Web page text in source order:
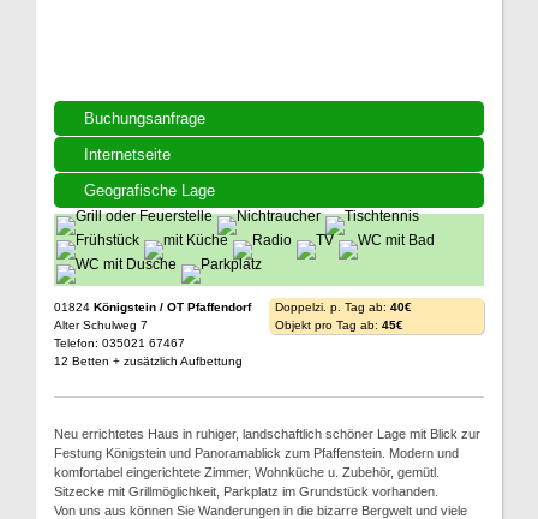
Buchungsanfrage
Internetseite
Geografische Lage
01824 Königstein / OT Pfaffendorf
Alter Schulweg 7
Telefon: 035021 67467
12 Betten + zusätzlich Aufbettung
Doppelzi. p. Tag ab: 40€
Objekt pro Tag ab: 45€
Neu errichtetes Haus in ruhiger, landschaftlich schöner Lage mit Blick zur
Festung Königstein und Panoramablick zum Pfaffenstein. Modern und
komfortabel eingerichtete Zimmer, Wohnküche u. Zubehör, gemütl.
Sitzecke mit Grillmöglichkeit, Parkplatz im Grundstück vorhanden.
Von uns aus können Sie Wanderungen in die bizarre Bergwelt und viele